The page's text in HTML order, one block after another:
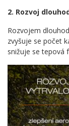
2. Rozvoj
Rozvojem
zvyšuje se počet
snižuje se tepová